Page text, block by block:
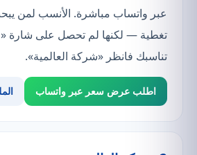
عبر واتساب مباشرة. الأنسب لمن
تغطية — لكنها لم تحصل على شارة
تناسبك فانظر «شركة العالمية».
اطلب عرض سعر عبر واتساب